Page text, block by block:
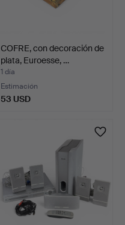
COFRE, con decoración de
plata, Euroesse, …
1 día
Estimación
53 USD